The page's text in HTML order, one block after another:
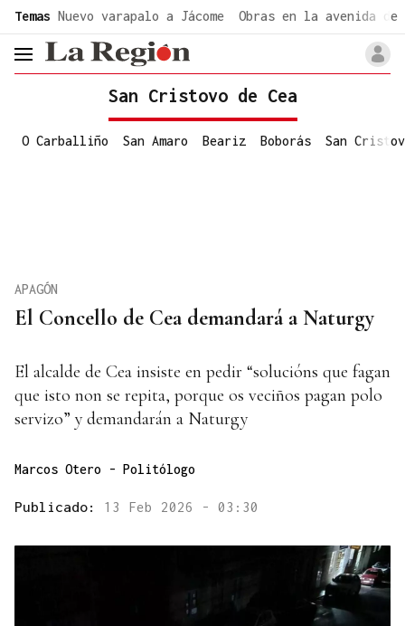
Temas Nuevo varapalo a Jácome Obras en la avenida de
header.menu.open
San Cristovo de Cea
O Carballiño San Amaro Beariz Boborás San
El Concello de Cea demandará a Naturgy
APAGÓN
El alcalde de Cea insiste en pedir “solucións que fagan
que isto non se repita, porque os veciños pagan polo
servizo” y demandarán a Naturgy
Marcos Otero - Politólogo
Publicado: 13 Feb 2026 - 03:30